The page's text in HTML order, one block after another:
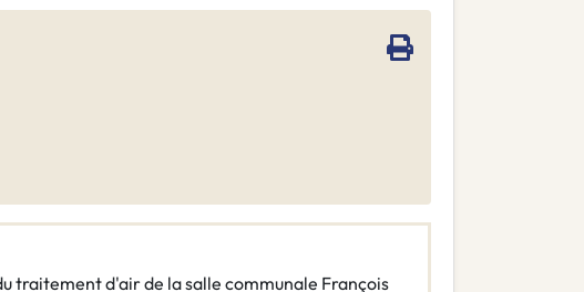
traitement d'air de la salle communale François